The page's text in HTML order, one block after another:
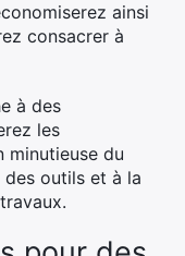
ainsi
consacrer à
à des
les
minutieuse du
outils et à la